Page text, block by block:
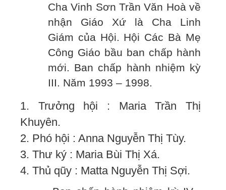
Cha Vinh Sơn Trần Văn Hoà về
nhận Giáo Xứ là Cha Linh
Giám của Hội. Hội Các Bà Mẹ
Công Giáo bầu ban chấp hành
mới. Ban chấp hành nhiệm kỳ
III. Năm 1993 – 1998.
1. Trưởng hội : Maria Trần Thị
Khuyên.
2. Phó hội : Anna Nguyễn Thị Tùy.
3. Thư ký : Maria Bùi Thị Xá.
4. Thủ qũy : Matta Nguyễn Thị Sợi.